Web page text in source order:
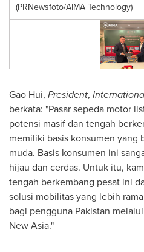
(PRNewsfoto/AIMA Technology)
Gao Hui, President,
berkata: "Pasar sepeda motor
potensi masif dan tengah
memiliki basis konsumen yang
muda. Basis konsumen ini
hijau dan cerdas. Untuk itu,
tengah berkembang pesat ini
solusi mobilitas yang lebih
bagi pengguna Pakistan
New Asia."